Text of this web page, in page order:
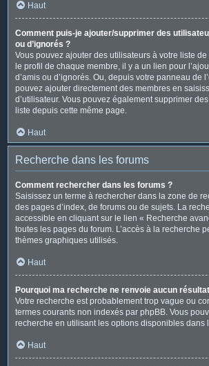
Haut
Comment puis-je ajouter/supprimer des
ou d’ignorés ?
Vous pouvez ajouter des utilisateurs à votre liste
le profil de chaque membre, il y a un lien pour
d’amis ou d’ignorés. Ou, depuis votre panneau de
pouvez ajouter directement des membres en
d’utilisateur. Vous pouvez également supprimer
liste depuis cette même page.
Haut
Recherche dans les forums
Comment rechercher dans les forums ?
Saisissez un terme à rechercher dans la zone de
des pages d’index, de forums ou de sujets. La
accessible en cliquant sur le lien « Recherche
toutes les pages du forum. L’accès à la recherche
thèmes graphiques utilisés.
Haut
Pourquoi ma recherche ne renvoie aucun
Votre recherche est probablement trop vague ou
termes courants non indexés par phpBB. Vous
recherche en utilisant les options disponibles dans
Haut